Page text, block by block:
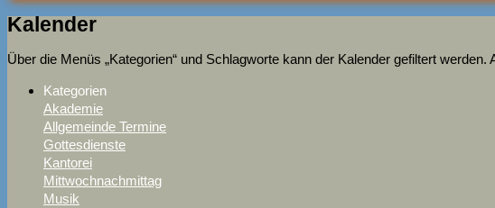
Kalender
Über die Menüs „Kategorien“ und Schlagworte kann der Kalender gefiltert
Kategorien
Akademie
Allgemeinde Termine
Gottesdienste
Kantorei
Mittwochnachmittag
Musik